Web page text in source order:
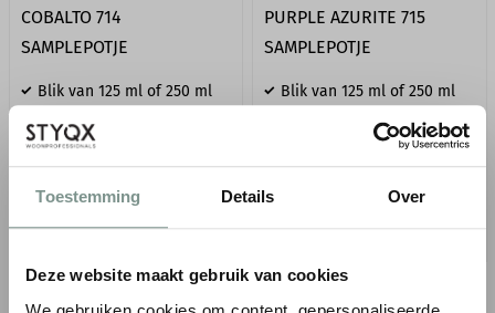
Toestemming Details Over
Deze website maakt gebruik van cookies
COBALTO 714
SAMPLEPOTJE
Blik van 125 ml of 250 ml
BESTELLEN
PURPLE AZURITE 715
SAMPLEPOTJE
Blik van 125 ml of 250 ml